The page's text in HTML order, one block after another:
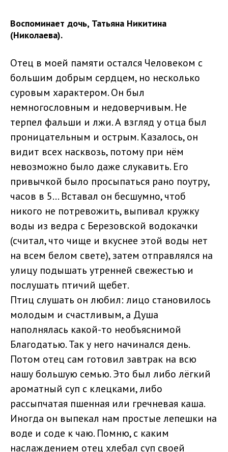
Воспоминает дочь, Татьяна Никитина
(Николаева).
Отец в моей памяти остался Человеком с
большим добрым сердцем, но несколько
суровым характером. Он был
немногословным и недоверчивым. Не
терпел фальши и лжи. А взгляд у отца был
проницательным и острым. Казалось, он
видит всех насквозь, потому при нём
невозможно было даже слукавить. Его
привычкой было просыпаться рано поутру,
часов в 5... Вставал он бесшумно, чтоб
никого не потревожить, выпивал кружку
воды из ведра с Березовской водокачки
(считал, что чище и вкуснее этой воды нет
на всем белом свете), затем отправлялся на
улицу подышать утренней свежестью и
послушать птичий щебет.
Птиц слушать он любил: лицо становилось
молодым и счастливым, а Душа
наполнялась какой-то необъяснимой
Благодатью. Так у него начинался день.
Потом отец сам готовил завтрак на всю
нашу большую семью. Это был либо лёгкий
ароматный суп с клецками, либо
рассыпчатая пшенная или гречневая каша.
Иногда он выпекал нам простые лепешки на
воде и соде к чаю. Помню, с каким
наслаждением отец хлебал суп своей